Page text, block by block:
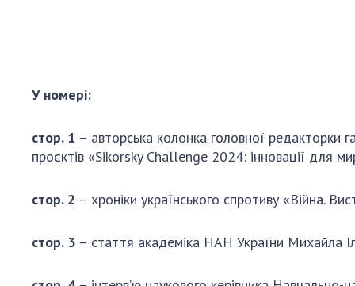
НАН
Книга
У номері:
стор. 1 – авторська колонка головної редакторки
проєктів «Sikorsky Challenge 2024: інновації для
стор. 2 – хроніки українського спротиву «Війна.
стор. 3 – стаття академіка НАН України Михайла